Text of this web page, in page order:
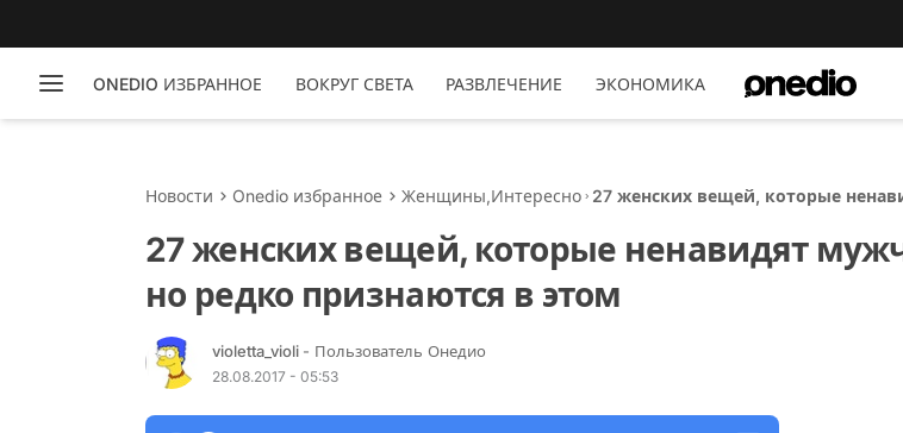
ONEDIO ИЗБРАННОЕ ВОКРУГ СВЕТА РАЗВЛЕЧЕНИЕ ЭКОНОМИКА
Новости Onedio избранное Женщины,Интересно 27 женских вещей, которые
27 женских вещей, которые ненавидят
но редко признаются в этом
violetta_violi - Пользователь Онедио
28.08.2017 - 05:53